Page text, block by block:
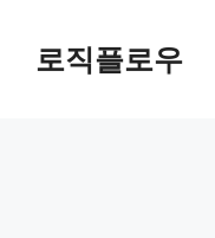
content로직플로우